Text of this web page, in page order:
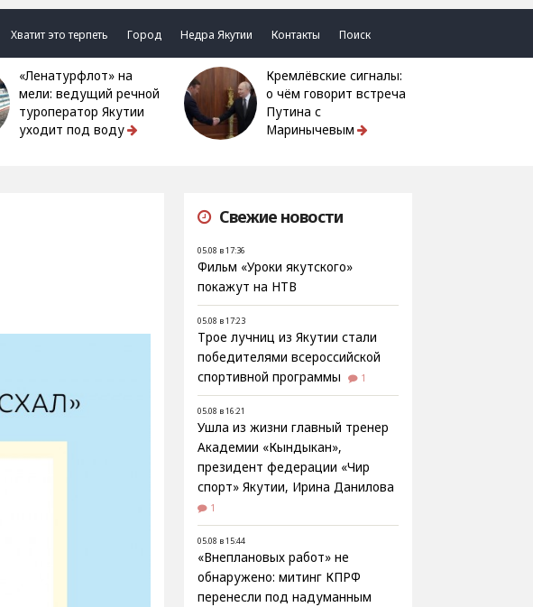
Хватит это терпеть Город Недра Якутии Контакты Поиск
«Ленатурфлот» на
мели: ведущий речной
туроператор Якутии
уходит под воду
Кремлёвские сигналы:
о чём говорит встреча
Путина с
Маринычевым
Свежие новости
05.08 в 17:36
Фильм «Уроки якутского»
покажут на НТВ
05.08 в 17:23
Трое лучниц из Якутии стали
победителями всероссийской
спортивной программы
1
05.08 в 16:21
Ушла из жизни главный тренер
Академии «Кындыкан»,
президент федерации «Чир
спорт» Якутии, Ирина Данилова
1
05.08 в 15:44
«Внеплановых работ» не
обнаружено: митинг КПРФ
перенесли под надуманным